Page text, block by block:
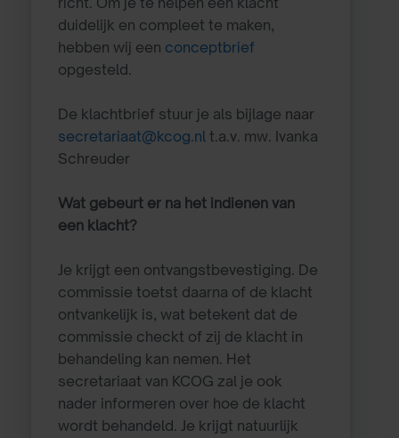
duidelijk en compleet te maken,
hebben wij een conceptbrief
opgesteld.
De klachtbrief stuur je als bijlage naar
secretariaat@kcog.nl t.a.v. mw. Ivanka
Schreuder
Wat gebeurt er na het indienen van
een klacht?
Je krijgt een ontvangstbevestiging. De
commissie toetst daarna of de klacht
ontvankelijk is, wat betekent dat de
commissie checkt of zij de klacht in
behandeling kan nemen. Het
secretariaat van KCOG zal je ook
nader informeren over hoe de klacht
wordt behandeld. Je krijgt natuurlijk